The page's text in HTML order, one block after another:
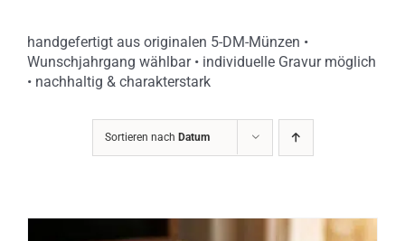
handgefertigt aus originalen 5-DM-Münzen •
Wunschjahrgang wählbar • individuelle Gravur möglich
• nachhaltig & charakterstark
Sortieren nach Datum